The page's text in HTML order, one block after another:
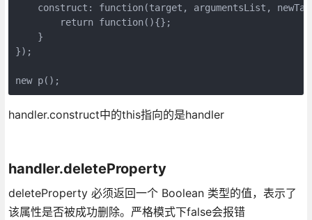
construct: function(target, argumentsList,
        return function(){};
    }
});
handler.construct中的this指向的是handler
handler.deleteProperty
deleteProperty 必须返回一个 Boolean 类型的值，表示了
该属性是否被成功删除。严格模式下false会报错